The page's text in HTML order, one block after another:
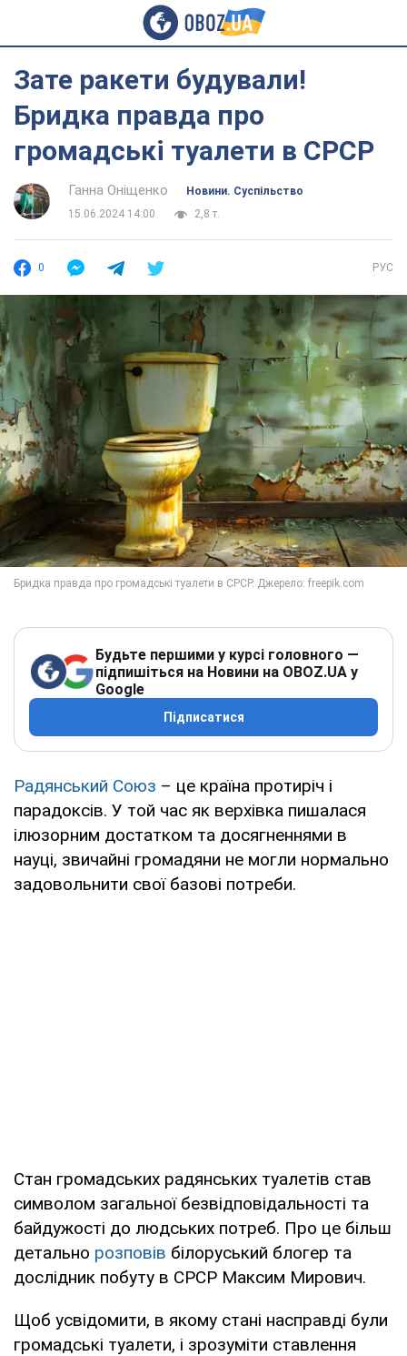
Зате ракети будували!
Бридка правда про
громадські туалети в СРСР
Ганна Оніщенко
Новини. Суспільство
15.06.2024 14:00
2,8 т.
0 РУС
Будьте першими у курсі головного —
підпишіться на Новини на OBOZ.UA у
Google
Підписатися
Радянський Союз – це країна протиріч і
парадоксів. У той час як верхівка пишалася
ілюзорним достатком та досягненнями в
науці, звичайні громадяни не могли нормально
задовольнити свої базові потреби.
Стан громадських радянських туалетів став
символом загальної безвідповідальності та
байдужості до людських потреб. Про це більш
детально розповів білоруський блогер та
дослідник побуту в СРСР Максим Мирович.
Щоб усвідомити, в якому стані насправді були
громадські туалети, і зрозуміти ставлення